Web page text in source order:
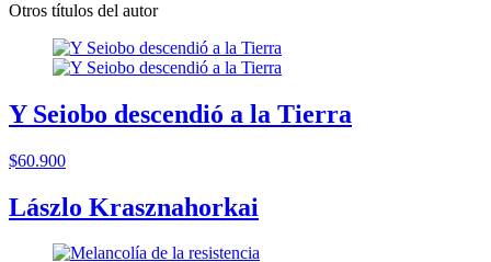
Otros títulos del autor
Y Seiobo descendió a la Tierra
$60.900
Lászlo Krasznahorkai